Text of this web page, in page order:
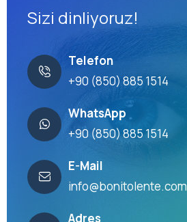
Sizi dinliyoruz!
Telefon
+90 (850) 885 1514
WhatsApp
+90 (850) 885 1514
E-Mail
info@bonitolente.com
Adres